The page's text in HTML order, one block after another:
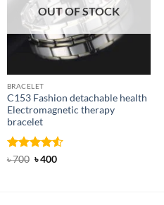
OUT OF STOCK
BRACELET
C153 Fashion detachable health
Electromagnetic therapy
bracelet
Rated4.5
৳700 Original
৳400Current